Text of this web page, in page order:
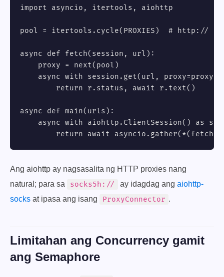
import asyncio, itertools, aiohttp
pool = itertools.cycle(PROXIES)  # http:// or
async def fetch(session, url):
    proxy = next(pool)
async with session.get(url,
        return r.status, await r.text()
async def main(urls):
async with aiohttp.ClientSession() as
return await
Ang aiohttp ay nagsasalita ng HTTP proxies nang
natural; para sa
socks5h:// ay idagdag ang aiohttp-
socks at ipasa ang isang ProxyConnector .
Limitahan ang Concurrency gamit
ang Semaphore